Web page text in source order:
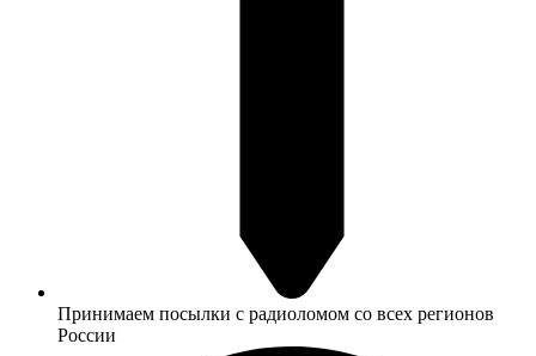
Принимаем посылки с радиоломом со всех регионов
России